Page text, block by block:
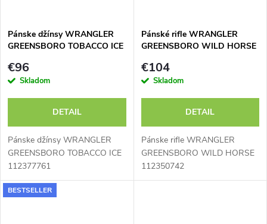
Pánske džínsy WRANGLER
GREENSBORO TOBACCO ICE
€96
Skladom
DETAIL
Pánske džínsy WRANGLER
GREENSBORO TOBACCO ICE
112377761
Pánské rifle WRANGLER
GREENSBORO WILD HORSE
€104
Skladom
DETAIL
Pánske rifle WRANGLER
GREENSBORO WILD HORSE
112350742
BESTSELLER